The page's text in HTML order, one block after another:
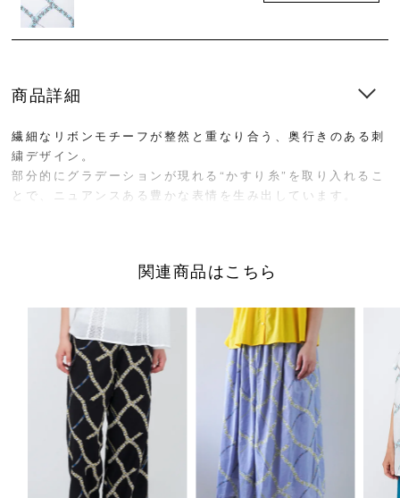
商品詳細
繊細なリボンモチーフが整然と重なり合う、奥行きのある刺
繍デザイン。
部分的にグラデーションが現れる“かすり糸”を取り入れるこ
とで、ニュアンスある豊かな表情を生み出しています。
ゆったりとしたシルエットで、衿やウエストにレースのアク
リラックスシルエットながら、ウエスト紐で印象の変化も楽
しめます。
パンツとのレイヤードでこなれた印象に、1枚でリゾートス
タイルにも。
綿と麻をブレンドした生地は、さらりとした肌触りと通気性
の良さで、暑い季節も快適にお過ごしいただけます。
■"ribbon"シリーズはこちら
関連商品はこちら